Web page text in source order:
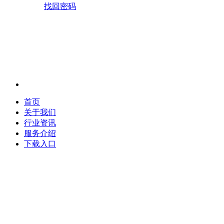
找回密码
首页
关于我们
行业资讯
服务介绍
下载入口